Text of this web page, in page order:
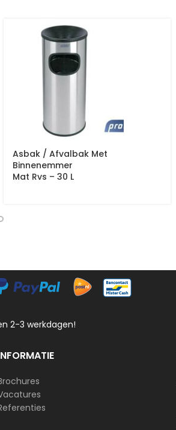
Asbak / Afvalbak Met
Binnenemmer
Mat Rvs – 30 L
2-3 werkdagen!